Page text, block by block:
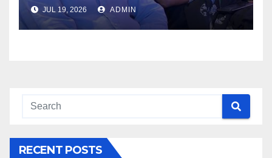
JUL 19, 2026 ADMIN
RECENT POSTS